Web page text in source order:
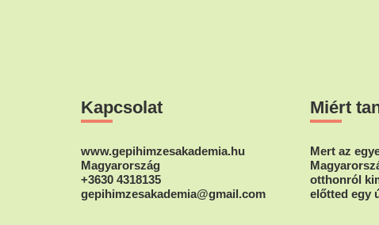
Kapcsolat
www.gepihimzesakademia.hu
Magyarország
+3630 4318135
gepihimzesakademia@gmail.com
Miért
Mert az
otthonról
előtted egy